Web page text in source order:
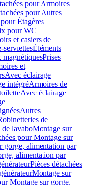
pour Armoires
pour Autres
Étagères
pour WC
et casiers de
serviettesÉléments
magnétiquesPrises
et
Avec éclairage
intégréArmoires de
Avec éclairage
Autres
de
de lavaboMontage sur
pour Montage sur
gorge, alimentation par
alimentation par
Pièces détachées
Montage sur
Montage sur gorge,